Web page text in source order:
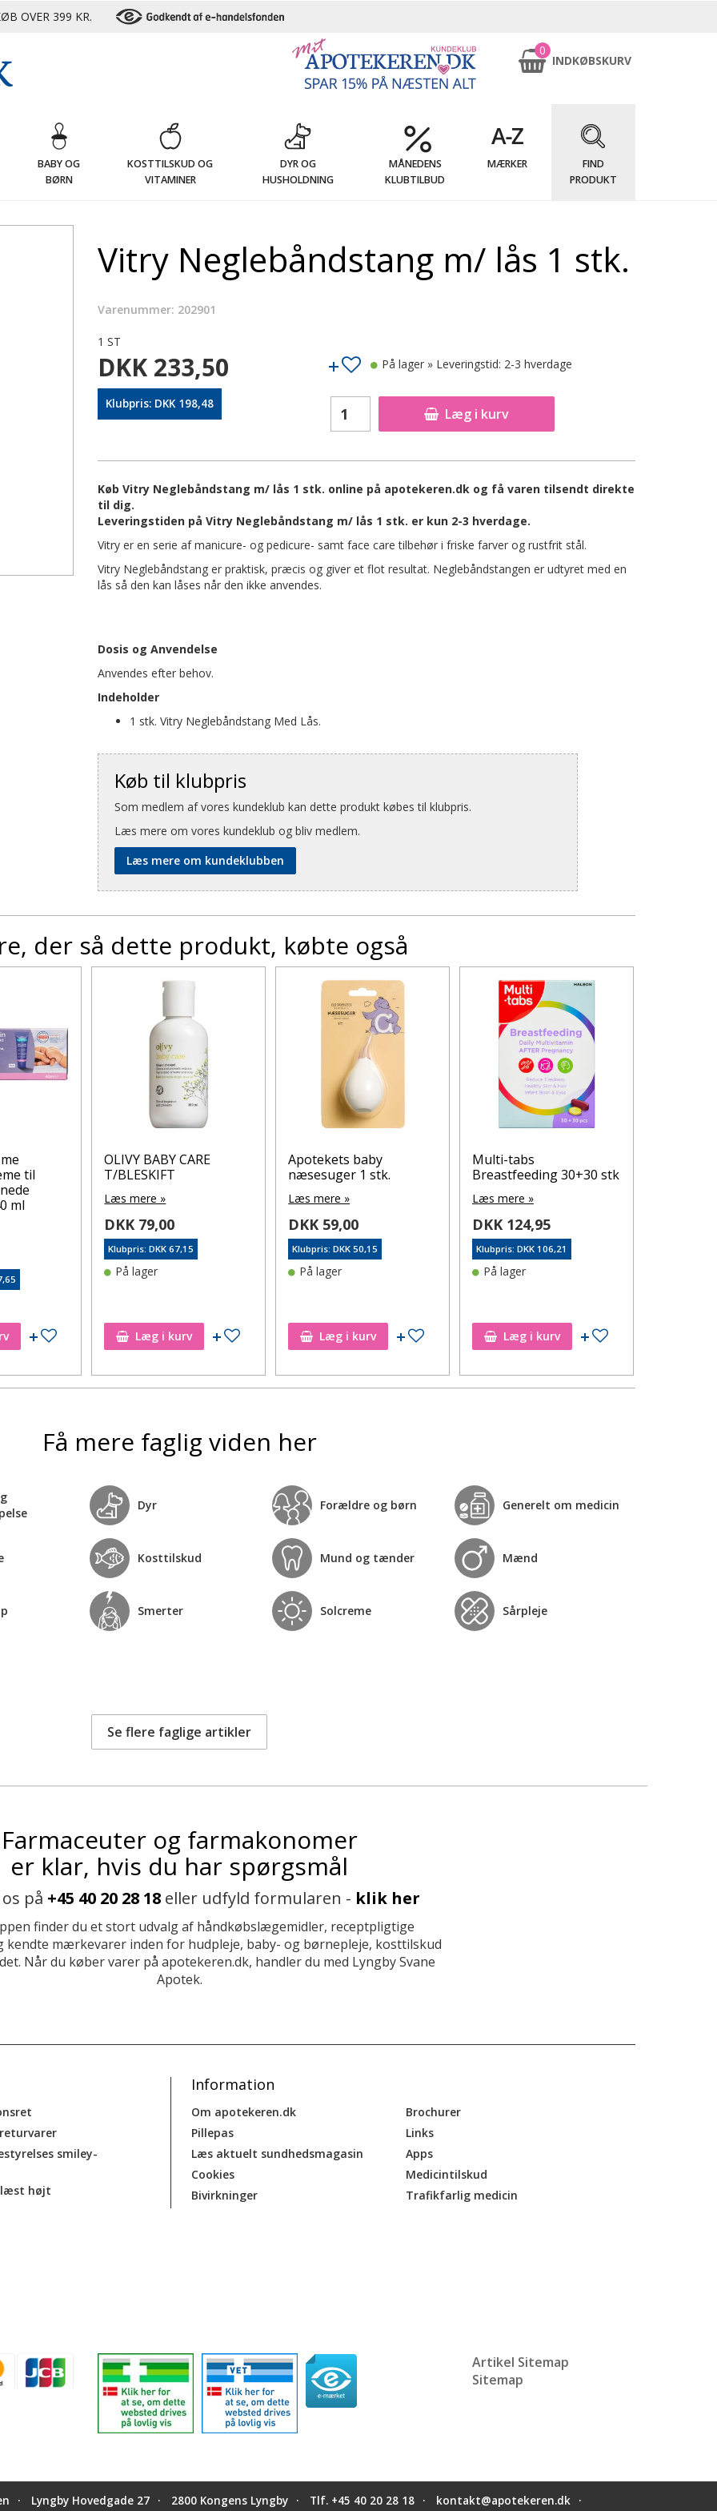
OVER 399 KR.
0
INDKØBSKURV
BABY OG
BØRN
KOSTTILSKUD OG
VITAMINER
DYR OG
HUSHOLDNING
MÅNEDENS
KLUBTILBUD
MÆRKER
FIND
PRODUKT
Vitry Neglebåndstang m/ lås 1 stk.
Varenummer: 202901
1 ST
DKK 233,50
Klubpris: DKK 198,48
Læg i kurv
På lager » Leveringstid: 2-3 hverdage
Køb Vitry Neglebåndstang m/ lås 1 stk. online på apotekeren.dk og få varen tilsendt direkte
til dig.
Leveringstiden på Vitry Neglebåndstang m/ lås 1 stk. er kun 2-3 hverdage.
Vitry er en serie af manicure- og pedicure- samt face care tilbehør i friske farver og rustfrit stål.
Vitry Neglebåndstang er praktisk, præcis og giver et flot resultat. Neglebåndstangen er udtyret med en
lås så den kan låses når den ikke anvendes.
Dosis og Anvendelse
Anvendes efter behov.
Indeholder
1 stk. Vitry Neglebåndstang Med Lås.
Køb til klubpris
Som medlem af vores kundeklub kan dette produkt købes til klubpris.
Læs mere om vores kundeklub og bliv medlem.
Læs mere om kundeklubben
der så dette produkt, købte også
til
ml
Tilføj til ønskeseddel
OLIVY BABY CARE
T/BLESKIFT
Læs mere »
DKK 79,00
Klubpris: DKK 67,15
På lager
Læg i kurv Tilføj til ønskeseddel
Apotekets baby
næsesuger 1 stk.
Læs mere »
DKK 59,00
Klubpris: DKK 50,15
På lager
Læg i kurv Tilføj til ønskeseddel
Multi-tabs
Breastfeeding 30+30 stk
Læs mere »
DKK 124,95
Klubpris: DKK 106,21
På lager
Læg i kurv Tilføj til ønskeseddel
Få mere faglig viden her
Dyr Forældre og børn Generelt om medicin
Kosttilskud Mund og tænder Mænd
Smerter Solcreme Sårpleje
Se flere faglige artikler
Farmaceuter og farmakonomer
er klar, hvis du har spørgsmål
på +45 40 20 28 18 eller udfyld formularen - klik her
finder du et stort udvalg af håndkøbslægemidler, receptpligtige
kendte mærkevarer inden for hudpleje, baby- og børnepleje, kosttilskud
Når du køber varer på apotekeren.dk, handler du med Lyngby Svane
Apotek.
smiley-
læst højt
Information
Om apotekeren.dk
Pillepas
Læs aktuelt sundhedsmagasin
Cookies
Bivirkninger
Brochurer
Links
Apps
Medicintilskud
Trafikfarlig medicin
Artikel Sitemap
Sitemap
Lyngby Hovedgade 27 2800 Kongens Lyngby Tlf. +45 40 20 28 18
kontakt@apotekeren.dk